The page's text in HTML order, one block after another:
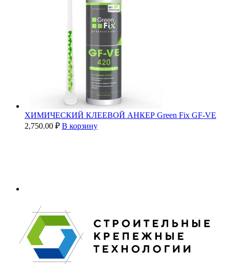
ХИМИЧЕСКИЙ КЛЕЕВОЙ АНКЕР Green Fix GF-VE
2,750.00 ₽ В корзину